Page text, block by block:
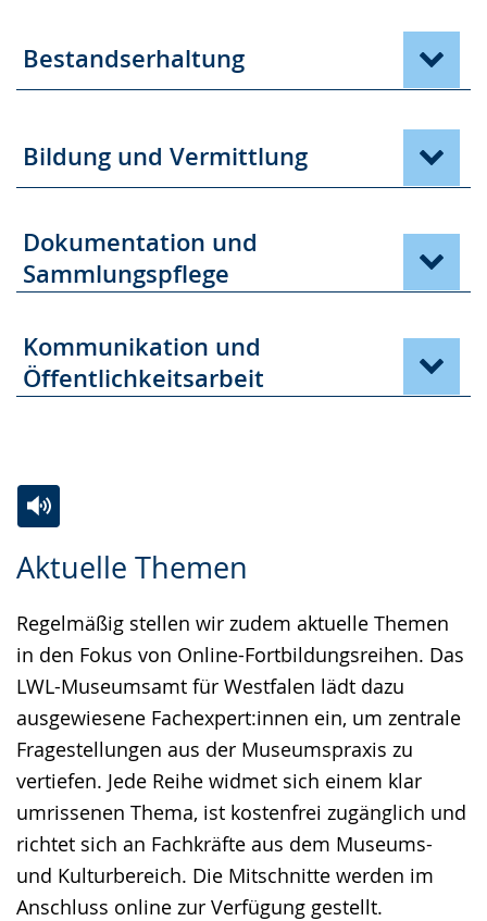
Bestandserhaltung
Bildung und Vermittlung
Dokumentation und
Sammlungspflege
Kommunikation und
Öffentlichkeitsarbeit
Aktuelle Themen
Regelmäßig stellen wir zudem aktuelle Themen
in den Fokus von Online-Fortbildungsreihen. Das
LWL-Museumsamt für Westfalen lädt dazu
ausgewiesene Fachexpert:innen ein, um zentrale
Fragestellungen aus der Museumspraxis zu
vertiefen. Jede Reihe widmet sich einem klar
umrissenen Thema, ist kostenfrei zugänglich und
richtet sich an Fachkräfte aus dem Museums-
und Kulturbereich. Die Mitschnitte werden im
Anschluss online zur Verfügung gestellt.
Leichten
wechseln.
Audio-
Video
Deutscher
Gebärdensprache
wird
angezeigt.